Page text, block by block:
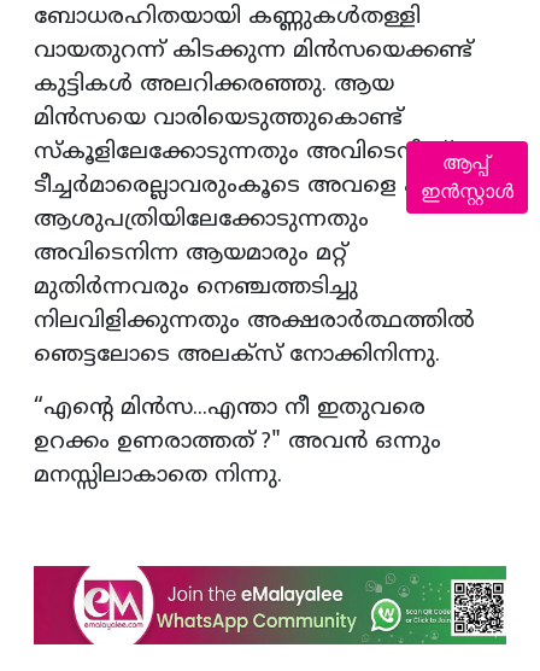
ബോധരഹിതയായി കണ്ണുകൾതള്ളി
വായതുറന്ന് കിടക്കുന്ന മിൻസയെക്കണ്ട്
കുട്ടികൾ അലറിക്കരഞ്ഞു. ആയ
മിൻസയെ വാരിയെടുത്തുകൊണ്ട്
സ്കൂളിലേക്കോടുന്നതും അവിടെനിന്ന്
ടീച്ചർമാരെല്ലാവരുംകൂടെ അവളെ എടുത്തു
ആശുപത്രിയിലേക്കോടുന്നതും
അവിടെനിന്ന ആയമാരും മറ്റ്
മുതിർന്നവരും നെഞ്ചത്തടിച്ചു
നിലവിളിക്കുന്നതും അക്ഷരാർത്ഥത്തിൽ
ഞെട്ടലോടെ അലക്സ് നോക്കിനിന്നു.
“എന്റെ മിൻസ...എന്താ നീ ഇതുവരെ
ഉറക്കം ഉണരാത്തത് ?" അവൻ ഒന്നും
മനസ്സിലാകാതെ നിന്നു.
ആപ്പ്
ഇൻസ്റ്റാൾ